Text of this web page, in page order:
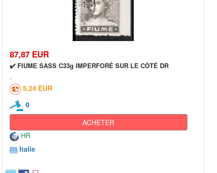
87,87 EUR
✔️ FIUME SASS C33g IMPERFORÉ SUR LE CÔTÉ DR
5,24 EUR
0
ACHETER
HR
Italie